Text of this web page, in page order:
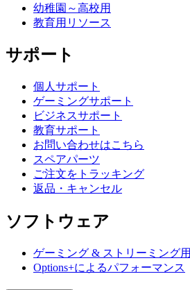
幼稚園～高校用
教育用リソース
サポート
個人サポート
ゲーミングサポート
ビジネスサポート
教育サポート
お問い合わせはこちら
スペアパーツ
ご注文をトラッキング
返品・キャンセル
ソフトウェア
ゲーミング & ストリーミング用
Options+によるパフォーマンス